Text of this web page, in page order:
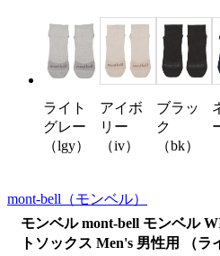
ライト
グレー
（lgy）
アイボ
リー
（iv）
ブラッ
ク
（bk）
mont-bell （モンベル）
モンベル mont-bell モンベル
トソックス Men's 男性用 （ラ